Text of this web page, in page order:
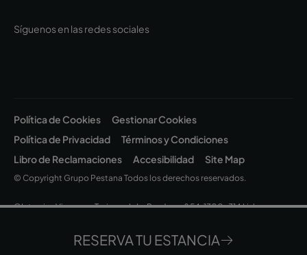
RESERVA TU ESTANCIA
Síguenos en las redes sociales
Política de Cookies
Gestionar Cookies
Política de Privacidad
Términos y Condiciones
Libro de Reclamaciones
Accesibilidad Site Map
© Copyright Grupo Pestana Todos los derechos reservados.
©Intervisa Viagens e Turismo, Lda. Rua Jau, nº 54, 1300-314 Lisboa